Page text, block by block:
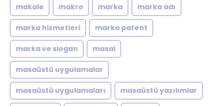
makale makro marka marka adı
marka hizmetleri marka patent
marka ve slogan masal
masaüstü uygulamalar
masaüstü uygulamaları masaüstü yazılımlar